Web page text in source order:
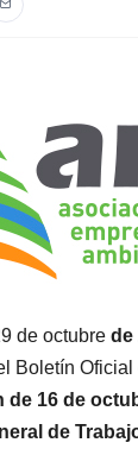
de octubre de
Boletín
de 16 de
de